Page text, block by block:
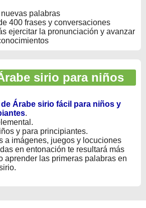
palabras
400 frases y conversaciones
ejercitar la pronunciación y avanzar
sirio para niños
Árabe sirio fácil para niños y
.
y para principiantes.
a imágenes, juegos y locuciones
en entonación te resultará más
aprender las primeras palabras en